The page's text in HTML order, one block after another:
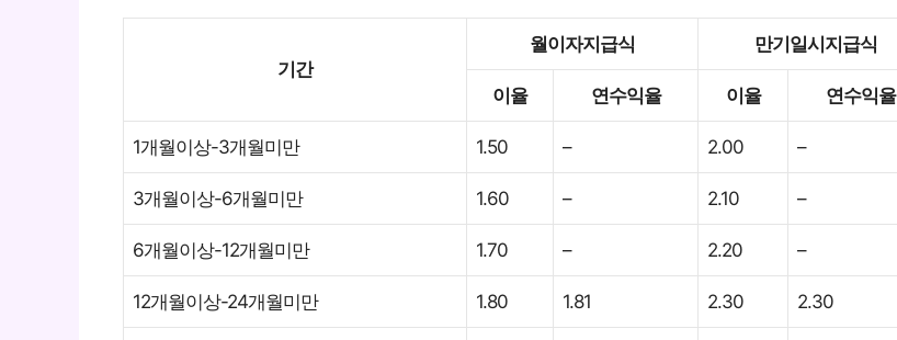
기간
월이자지급식 만기일시지급식
이율 연수익율 이율 연수익율
1개월이상-3개월미만 1.50 – 2.00 –
3개월이상-6개월미만 1.60 – 2.10 –
6개월이상-12개월미만 1.70 – 2.20 –
12개월이상-24개월미만 1.80 1.81 2.30 2.30